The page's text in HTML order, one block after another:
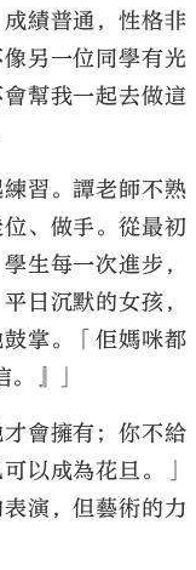
績普通，性格非
另一位同學有光
幫我一起去做這
習。譚老師不熟
、做手。從最初
生每一次進步，
日沉默的女孩，
掌。「佢媽咪都
』」
才會擁有；你不給
以成為花旦。」
演，但藝術的力